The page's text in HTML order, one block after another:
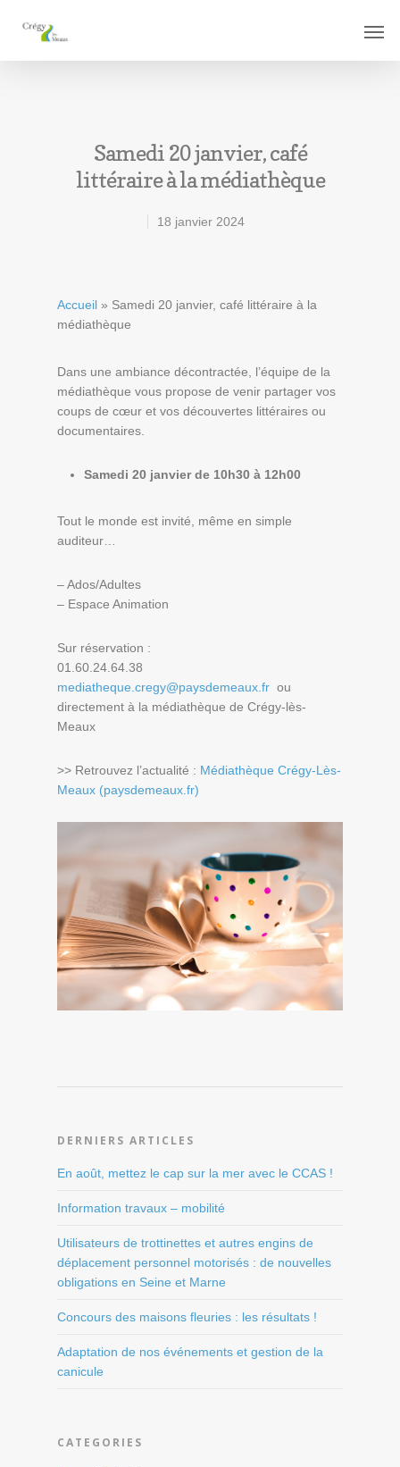
Samedi 20 janvier, café
littéraire à la médiathèque
18 janvier 2024
Accueil » Samedi 20 janvier, café littéraire à la
médiathèque
Dans une ambiance décontractée, l’équipe de la
médiathèque vous propose de venir partager vos
coups de cœur et vos découvertes littéraires ou
documentaires.
Samedi 20 janvier de 10h30 à 12h00
Tout le monde est invité, même en simple
auditeur…
– Ados/Adultes
– Espace Animation
Sur réservation :
01.60.24.64.38
mediatheque.cregy@paysdemeaux.fr ou
directement à la médiathèque de Crégy-lès-
Meaux
>> Retrouvez l’actualité : Médiathèque Crégy-Lès-
Meaux (paysdemeaux.fr)
DERNIERS ARTICLES
En août, mettez le cap sur la mer avec le CCAS !
Information travaux – mobilité
Utilisateurs de trottinettes et autres engins de
déplacement personnel motorisés : de nouvelles
obligations en Seine et Marne
Concours des maisons fleuries : les résultats !
Adaptation de nos événements et gestion de la
canicule
CATEGORIES